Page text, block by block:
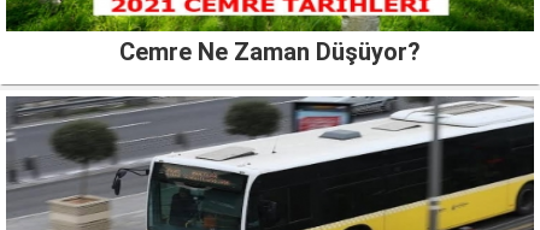
Cemre Ne Zaman Düşüyor?